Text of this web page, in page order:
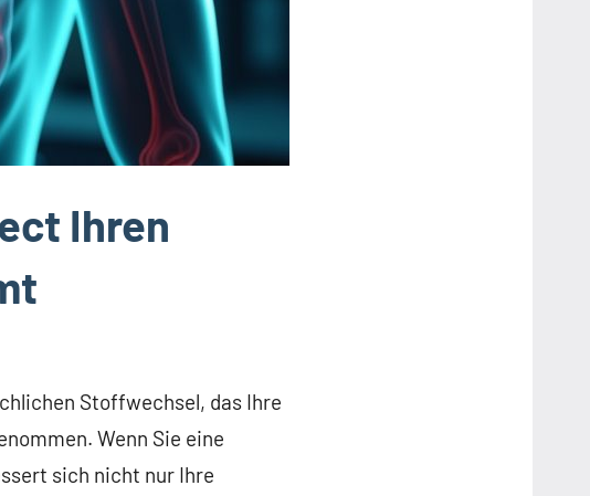
Ihren
Stoffwechsel, das Ihre
Wenn Sie eine
sich nicht nur Ihre